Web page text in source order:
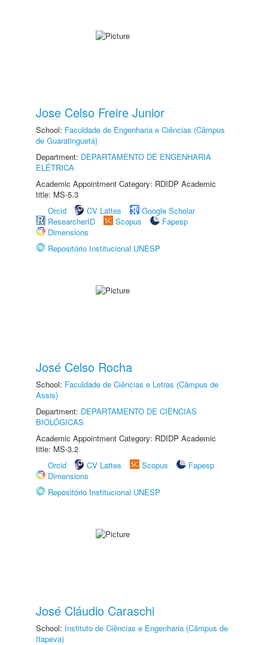
Jose Celso Freire Junior
School: Faculdade de Engenharia e Ciências (Câmpus
de Guaratinguetá)
Department: DEPARTAMENTO DE ENGENHARIA
ELÉTRICA
Academic Appointment Category: RDIDP Academic
title: MS-5.3
Orcid
CV Lattes
Google Scholar
ResearcherID
Scopus
Fapesp
Dimensions
Repositório Institucional UNESP
José Celso Rocha
School: Faculdade de Ciências e Letras (Câmpus de
Assis)
Department: DEPARTAMENTO DE CIÊNCIAS
BIOLÓGICAS
Academic Appointment Category: RDIDP Academic
title: MS-3.2
Orcid
CV Lattes Scopus
Fapesp
Dimensions
Repositório Institucional UNESP
José Cláudio Caraschi
School: Instituto de Ciências e Engenharia (Câmpus de
Itapeva)